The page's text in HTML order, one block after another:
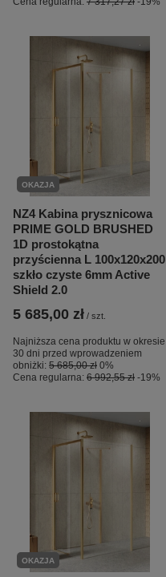
OKAZJA
NZ4 Kabina prysznicowa
PRIME GOLD BRUSHED
1D prostokątna
przyścienna L 100x120x200
szkło czyste 6mm Active
Shield 2.0
5 685,00 zł / szt.
Najniższa cena produktu w okresie
30 dni przed wprowadzeniem
obniżki: 5 685,00 zł 0%
Cena regularna: 6 992,55 zł -19%
OKAZJA